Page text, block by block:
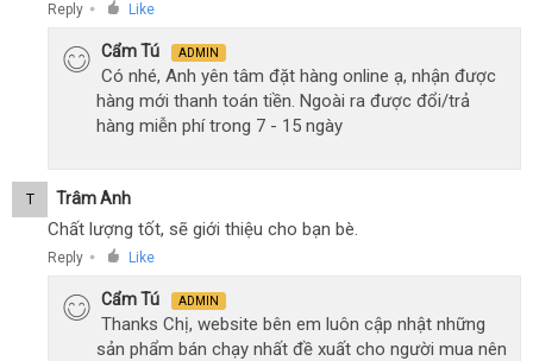
Reply ● Like
Cẩm Tú ADMIN
Có nhé, Anh yên tâm đặt hàng online ạ, nhận được
hàng mới thanh toán tiền. Ngoài ra được đổi/trả
hàng miễn phí trong 7 - 15 ngày
T Trâm Anh
Chất lượng tốt, sẽ giới thiệu cho bạn bè.
Reply ● Like
Cẩm Tú ADMIN
Thanks Chị, website bên em luôn cập nhật những
sản phẩm bán chạy nhất đề xuất cho người mua nên